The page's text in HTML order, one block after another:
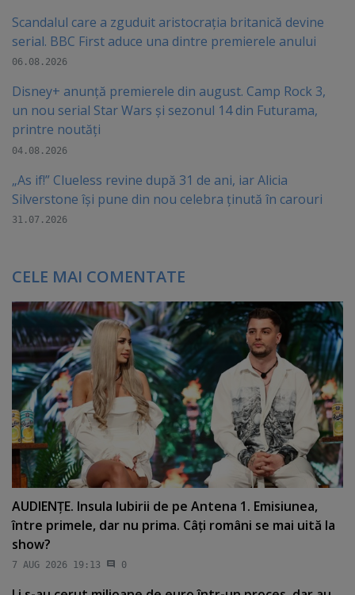
Scandalul care a zguduit aristocrația britanică devine
serial. BBC First aduce una dintre premierele anului
06.08.2026
Disney+ anunță premierele din august. Camp Rock 3,
un nou serial Star Wars și sezonul 14 din Futurama,
printre noutăți
04.08.2026
„As if!” Clueless revine după 31 de ani, iar Alicia
Silverstone își pune din nou celebra ținută în carouri
31.07.2026
CELE MAI COMENTATE
AUDIENŢE. Insula Iubirii de pe Antena 1. Emisiunea,
între primele, dar nu prima. Câţi români se mai uită la
show?
7 AUG 2026 19:13 0